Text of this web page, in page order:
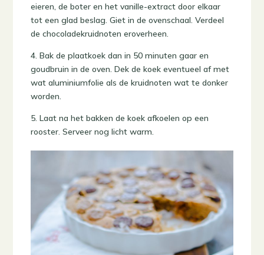
eieren, de boter en het vanille-extract door elkaar
tot een glad beslag. Giet in de ovenschaal. Verdeel
de chocoladekruidnoten eroverheen.
4. Bak de plaatkoek dan in 50 minuten gaar en
goudbruin in de oven. Dek de koek eventueel af met
wat aluminiumfolie als de kruidnoten wat te donker
worden.
5. Laat na het bakken de koek afkoelen op een
rooster. Serveer nog licht warm.